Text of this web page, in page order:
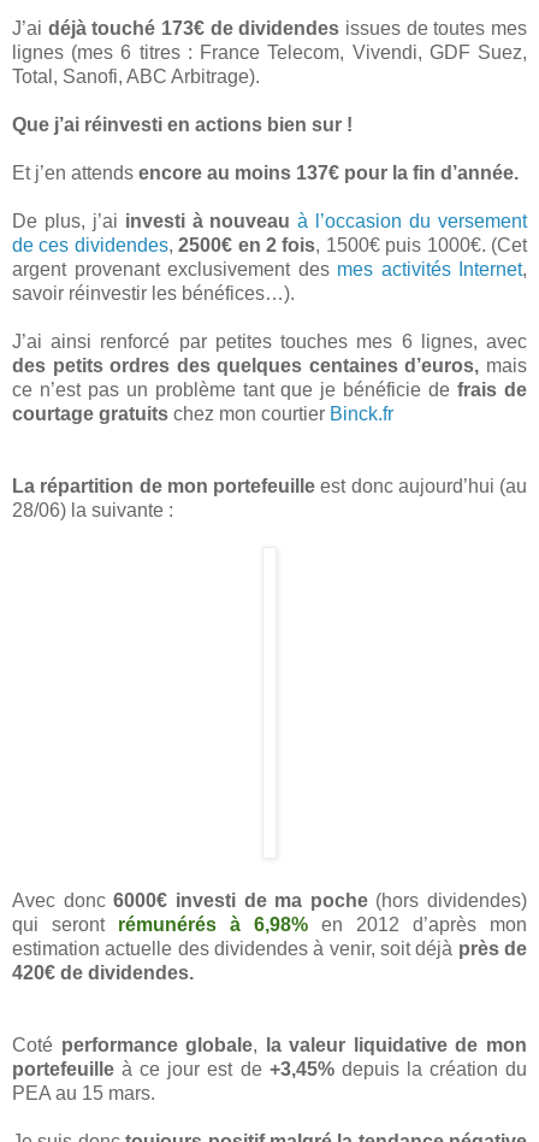
J’ai déjà touché 173€ de dividendes issues de toutes mes
lignes (mes 6 titres : France Telecom, Vivendi, GDF Suez,
Total, Sanofi, ABC Arbitrage).
Que j’ai réinvesti en actions bien sur !
Et j’en attends encore au moins 137€ pour la fin d’année.
De plus, j’ai investi à nouveau à l’occasion du versement
de ces dividendes,2500€ en 2 fois, 1500€ puis 1000€. (Cet
argent provenant exclusivement des mes activités Internet,
savoir réinvestir les bénéfices…).
J’ai ainsi renforcé par petites touches mes 6 lignes, avec
des petits ordres des quelques centaines d’euros, mais
ce n’est pas un problème tant que je bénéficie defrais de
courtage gratuits chez mon courtier Binck.fr
La répartition de mon portefeuille est donc aujourd’hui (au
28/06) la suivante :
Avec donc6000€ investi de ma poche(hors dividendes)
qui seront rémunérés à 6,98% en 2012 d’après mon
estimation actuelle des dividendes à venir, soit déjà près de
420€ de dividendes.
Coté performance globale,
la valeur liquidative de mon
portefeuille à ce jour est de +3,45%depuis la création du
PEA au 15 mars.